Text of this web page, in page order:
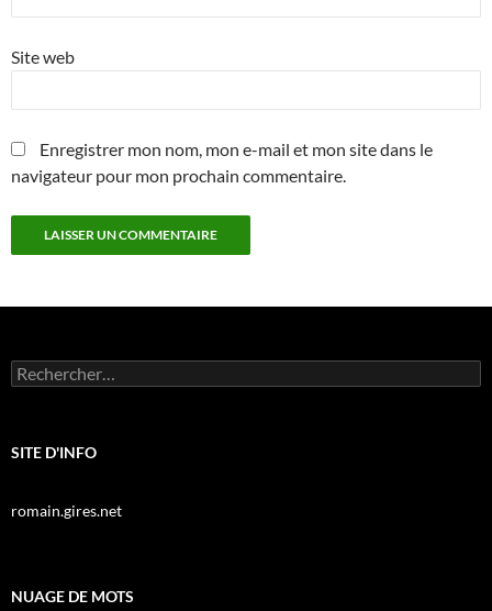
Site web
Enregistrer mon nom, mon e-mail et mon site dans le
navigateur pour mon prochain commentaire.
Rechercher :
SITE D'INFO
romain.gires.net
NUAGE DE MOTS